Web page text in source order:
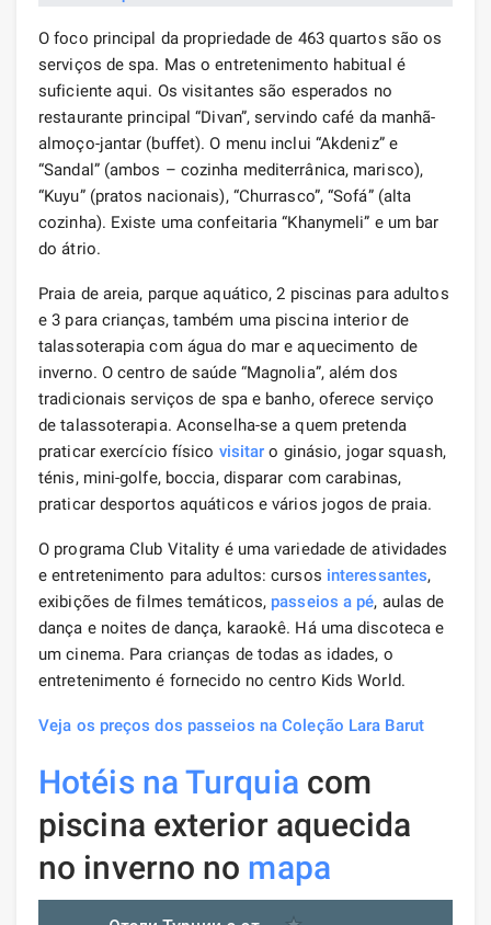
O foco principal da propriedade de 463 quartos são os
serviços de spa. Mas o entretenimento habitual é
suficiente aqui. Os visitantes são esperados no
restaurante principal “Divan”, servindo café da manhã-
almoço-jantar (buffet). O menu inclui “Akdeniz” e
“Sandal” (ambos – cozinha mediterrânica, marisco),
“Kuyu” (pratos nacionais), “Churrasco”, “Sofá” (alta
cozinha). Existe uma confeitaria “Khanymeli” e um bar
do átrio.
Praia de areia, parque aquático, 2 piscinas para adultos
e 3 para crianças, também uma piscina interior de
talassoterapia com água do mar e aquecimento de
inverno. O centro de saúde “Magnolia”, além dos
tradicionais serviços de spa e banho, oferece serviço
de talassoterapia. Aconselha-se a quem pretenda
praticar exercício físico visitar o ginásio, jogar squash,
ténis, mini-golfe, boccia, disparar com carabinas,
praticar desportos aquáticos e vários jogos de praia.
O programa Club Vitality é uma variedade de atividades
e entretenimento para adultos: cursos interessantes,
exibições de filmes temáticos, passeios a pé, aulas de
dança e noites de dança, karaokê. Há uma discoteca e
um cinema. Para crianças de todas as idades, o
entretenimento é fornecido no centro Kids World.
Veja os preços dos passeios na Coleção Lara Barut
Hotéis na Turquia com
piscina exterior aquecida
no inverno no mapa